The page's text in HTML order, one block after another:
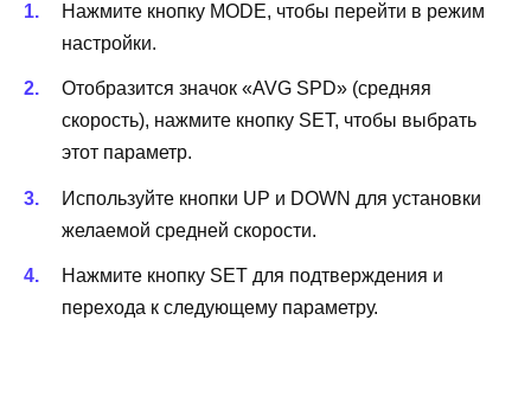
Нажмите кнопку MODE, чтобы перейти в режим
настройки.
Отобразится значок «AVG SPD» (средняя
скорость), нажмите кнопку SET, чтобы выбрать
этот параметр.
Используйте кнопки UP и DOWN для установки
желаемой средней скорости.
Нажмите кнопку SET для подтверждения и
перехода к следующему параметру.